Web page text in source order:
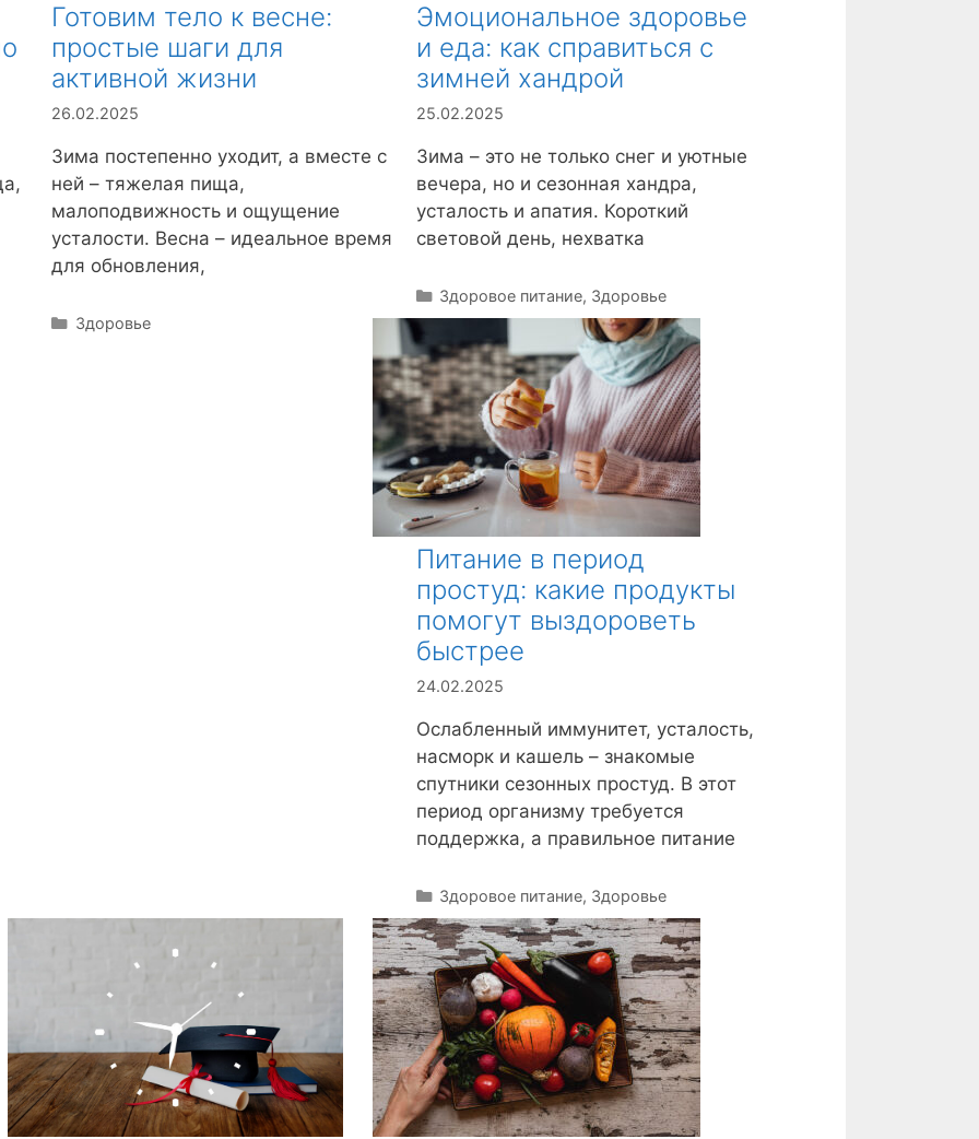
Готовим тело к весне:
простые шаги для
активной жизни
26.02.2025
Зима постепенно уходит, а вместе с
ней – тяжелая пища,
малоподвижность и ощущение
усталости. Весна – идеальное время
для обновления,
Р
Здоровье
Эмоциональное здоровье
и еда: как справиться с
зимней хандрой
25.02.2025
Зима – это не только снег и уютные
вечера, но и сезонная хандра,
усталость и апатия. Короткий
световой день, нехватка
Р
у
р
и
к
и
Здоровое питание, Здоровье
Питание в период
простуд: какие продукты
помогут выздороветь
быстрее
24.02.2025
Ослабленный иммунитет, усталость,
насморк и кашель – знакомые
спутники сезонных простуд. В этот
период организму требуется
поддержка, а правильное питание
Р
у
б
р
и
к
и
Здоровое питание, Здоровье